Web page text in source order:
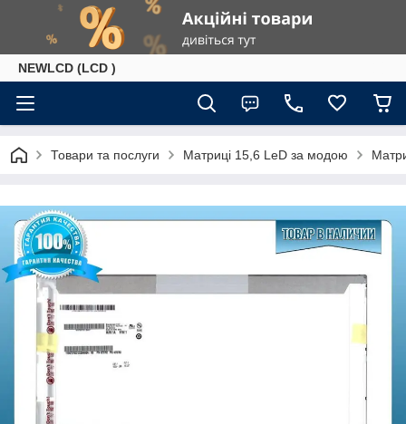
NEWLCD (LCD )
Товари та послуги Матриці 15,6 LeD за модою